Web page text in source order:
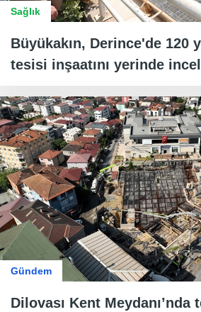
Sağlık
Büyükakın, Derince'de 120
tesisi inşaatını yerinde
Gündem
Dilovası Kent Meydanı’nda